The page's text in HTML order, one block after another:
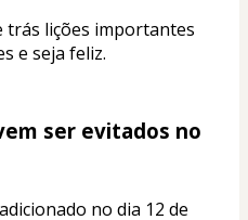
trás lições importantes
e seja feliz.
ser evitados no
no dia 12 de